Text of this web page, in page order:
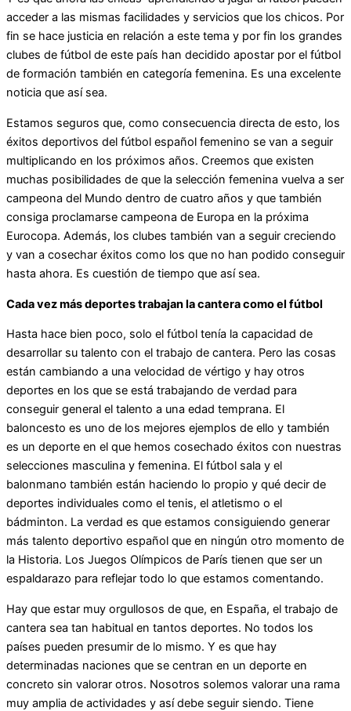
acceder a las mismas facilidades y servicios que los chicos. Por
fin se hace justicia en relación a este tema y por fin los grandes
clubes de fútbol de este país han decidido apostar por el fútbol
de formación también en categoría femenina. Es una excelente
noticia que así sea.
Estamos seguros que, como consecuencia directa de esto, los
éxitos deportivos del fútbol español femenino se van a seguir
multiplicando en los próximos años. Creemos que existen
muchas posibilidades de que la selección femenina vuelva a ser
campeona del Mundo dentro de cuatro años y que también
consiga proclamarse campeona de Europa en la próxima
Eurocopa. Además, los clubes también van a seguir creciendo
y van a cosechar éxitos como los que no han podido conseguir
hasta ahora. Es cuestión de tiempo que así sea.
Cada vez más deportes trabajan la cantera como el fútbol
Hasta hace bien poco, solo el fútbol tenía la capacidad de
desarrollar su talento con el trabajo de cantera. Pero las cosas
están cambiando a una velocidad de vértigo y hay otros
deportes en los que se está trabajando de verdad para
conseguir general el talento a una edad temprana. El
baloncesto es uno de los mejores ejemplos de ello y también
es un deporte en el que hemos cosechado éxitos con nuestras
selecciones masculina y femenina. El fútbol sala y el
balonmano también están haciendo lo propio y qué decir de
deportes individuales como el tenis, el atletismo o el
bádminton. La verdad es que estamos consiguiendo generar
más talento deportivo español que en ningún otro momento de
la Historia. Los Juegos Olímpicos de París tienen que ser un
espaldarazo para reflejar todo lo que estamos comentando.
Hay que estar muy orgullosos de que, en España, el trabajo de
cantera sea tan habitual en tantos deportes. No todos los
países pueden presumir de lo mismo. Y es que hay
determinadas naciones que se centran en un deporte en
concreto sin valorar otros. Nosotros solemos valorar una rama
muy amplia de actividades y así debe seguir siendo. Tiene